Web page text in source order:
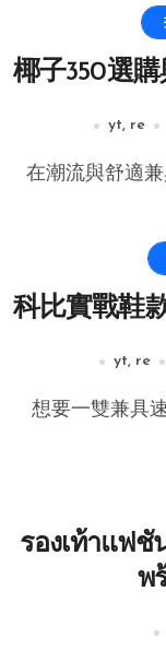
椰子350選
yt, re
在潮流與舒適
科比實戰鞋
yt, re
想要一雙兼具
รองเท้าแฟชั่
พ